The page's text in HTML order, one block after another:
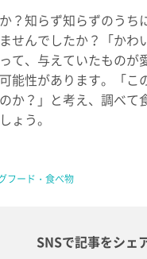
？知らず知らずのうち
せんでしたか？「かわ
て、与えていたものが
能性があります。「こ
か？」と考え、調べて
ょう。
フード・食べ物
SNSで記事をシェ